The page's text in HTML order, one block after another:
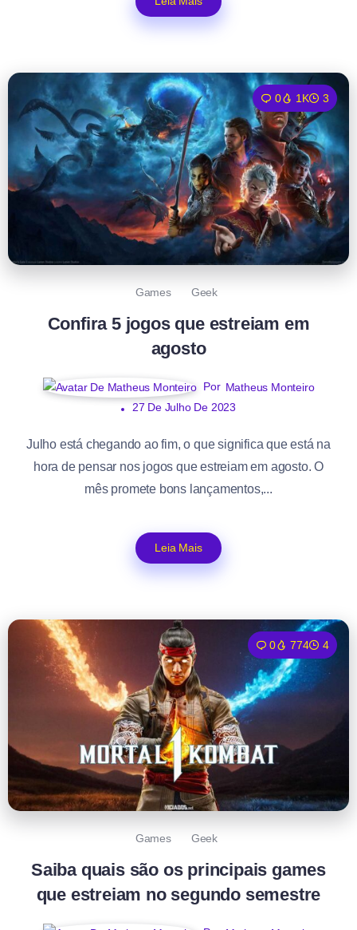
0 1K 3
Games Geek
Confira 5 jogos que estreiam em
agosto
Por Matheus Monteiro
27 De Julho De 2023
Julho está chegando ao fim, o que significa que está na
hora de pensar nos jogos que estreiam em agosto. O
mês promete bons lançamentos,...
Leia Mais
0 774 4
Games Geek
Saiba quais são os principais games
que estreiam no segundo semestre